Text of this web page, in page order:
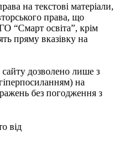
на текстові матеріали,
права, що
“Смарт освіта”, крім
пряму вказівку на
сайту дозволено лише з
на
без погодження з
від